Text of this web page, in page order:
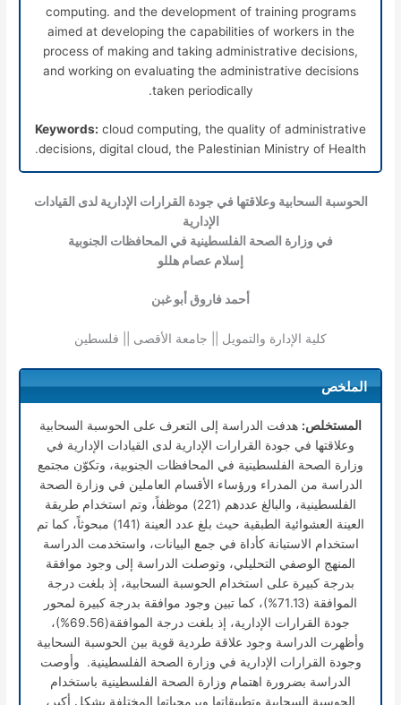
computing. and the development of training programs
aimed at developing the capabilities of workers in the
process of making and taking administrative decisions,
and working on evaluating the administrative decisions
taken periodically.
Keywords: cloud computing, the quality of administrative
decisions, digital cloud, the Palestinian Ministry of Health.
الحوسبة السحابية وعلاقتها في جودة القرارات الإدارية لدى القيادات
الإدارية
في وزارة الصحة الفلسطينية في المحافظات الجنوبية
إسلام عصام هللو
أحمد فاروق أبو غبن
كلية الإدارة والتمويل || جامعة الأقصى || فلسطين
الملخص
المستخلص: هدفت الدراسة إلى التعرف على الحوسبة السحابية
وعلاقتها في جودة القرارات الإدارية لدى القيادات الإدارية في
وزارة الصحة الفلسطينية في المحافظات الجنوبية، وتكوّن مجتمع
الدراسة من المدراء ورؤساء الأقسام العاملين في وزارة الصحة
الفلسطينية، والبالغ عددهم (221) موظفاً، وتم استخدام طريقة
العينة العشوائية الطبقية حيث بلغ عدد العينة (141) مبحوثاً، كما تم
استخدام الاستبانة كأداة في جمع البيانات، واستخدمت الدراسة
المنهج الوصفي التحليلي، وتوصلت الدراسة إلى وجود موافقة
بدرجة كبيرة على استخدام الحوسبة السحابية، إذ بلغت درجة
الموافقة (71.13%)، كما تبين وجود موافقة بدرجة كبيرة لمحور
جودة القرارات الإدارية، إذ بلغت درجة الموافقة(69.56%)،
وأظهرت الدراسة وجود علاقة طردية قوية بين الحوسبة السحابية
وجودة القرارات الإدارية في وزارة الصحة الفلسطينية. وأوصت
الدراسة بضرورة اهتمام وزارة الصحة الفلسطينية باستخدام
الحوسبة السحابية وتطبيقاتها وبرمجياتها المختلفة بشكل أكبر،